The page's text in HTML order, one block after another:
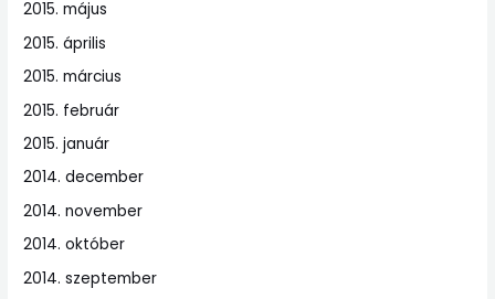
2015. május
2015. április
2015. március
2015. február
2015. január
2014. december
2014. november
2014. október
2014. szeptember